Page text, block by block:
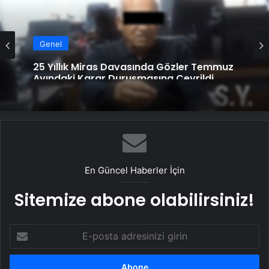
Genel
25 Yıllık Miras Davasında Gözler Temmuz
Ayındaki Karar Duruşmasına Çevrildi
En Güncel Haberler İçin
Sitemize abone olabilirsiniz!
posta
adresinizi